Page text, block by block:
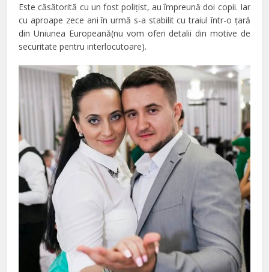
Este căsătorită cu un fost poliţist, au împreună doi copii. Iar
cu aproape zece ani în urmă s-a stabilit cu traiul într-o ţară
din Uniunea Europeană(nu vom oferi detalii din motive de
securitate pentru interlocutoare).